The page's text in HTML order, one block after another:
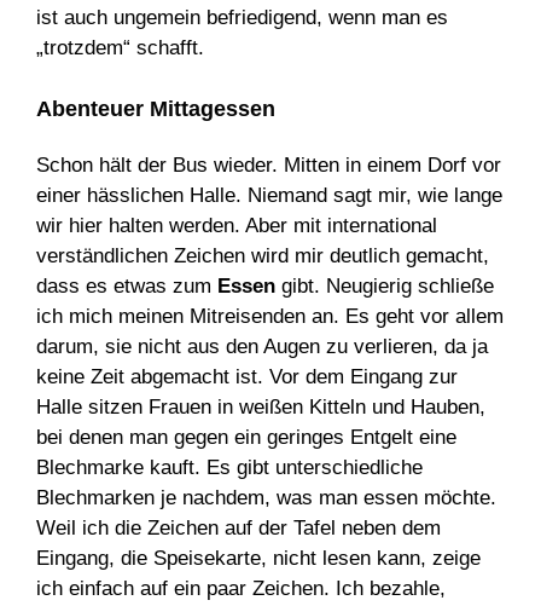
ist auch ungemein befriedigend, wenn man es
„trotzdem“ schafft.
Abenteuer Mittagessen
Schon hält der Bus wieder. Mitten in einem Dorf vor
einer hässlichen Halle. Niemand sagt mir, wie lange
wir hier halten werden. Aber mit international
verständlichen Zeichen wird mir deutlich gemacht,
dass es etwas zum Essen gibt. Neugierig schließe
ich mich meinen Mitreisenden an. Es geht vor allem
darum, sie nicht aus den Augen zu verlieren, da ja
keine Zeit abgemacht ist. Vor dem Eingang zur
Halle sitzen Frauen in weißen Kitteln und Hauben,
bei denen man gegen ein geringes Entgelt eine
Blechmarke kauft. Es gibt unterschiedliche
Blechmarken je nachdem, was man essen möchte.
Weil ich die Zeichen auf der Tafel neben dem
Eingang, die Speisekarte, nicht lesen kann, zeige
ich einfach auf ein paar Zeichen. Ich bezahle,